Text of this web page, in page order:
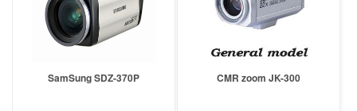
SamSung SDZ-370P CMR zoom JK-300